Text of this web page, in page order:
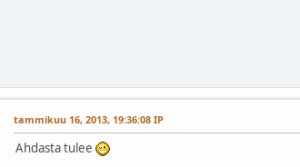
tammikuu 16, 2013, 19:36:08 IP
Ahdasta tulee